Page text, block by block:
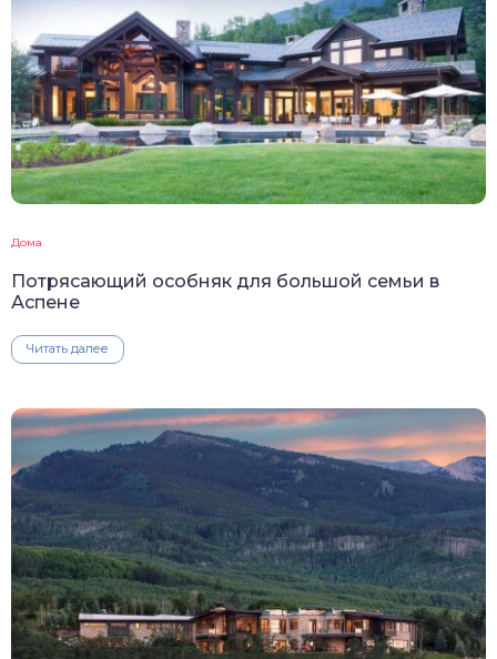
Дома
Потрясающий особняк для большой семьи в
Аспене
Читать далее